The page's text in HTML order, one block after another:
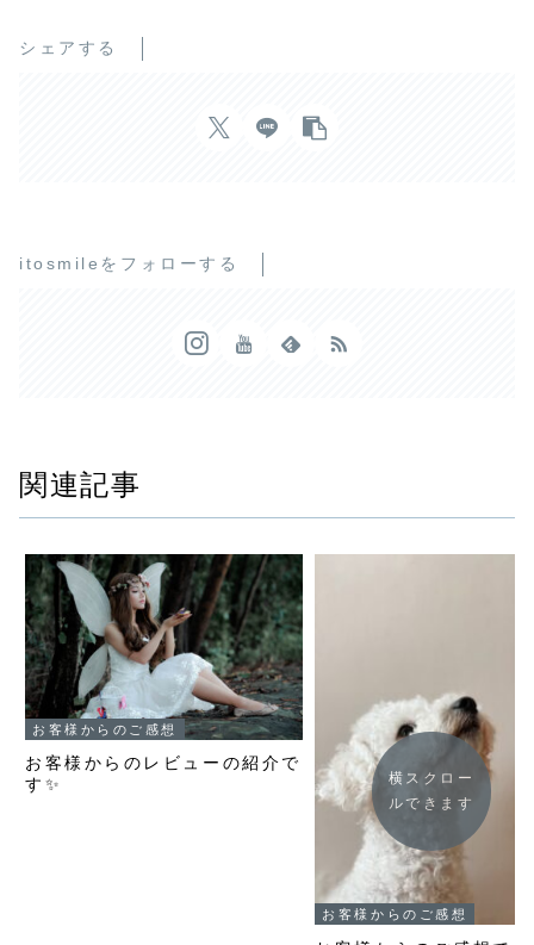
シェアする
itosmileをフォローする
関連記事
お客様からのご感想
お客様からのレビューの紹介で
す✨
お客様からのご感想
横スクロー
ルできます